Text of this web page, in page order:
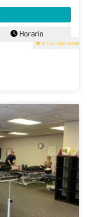
5 (50 opiniones)
Horario